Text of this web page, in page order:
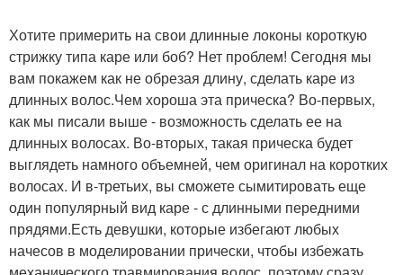
Хотите примерить на свои длинные локоны короткую
стрижку типа каре или боб? Нет проблем! Сегодня мы
вам покажем как не обрезая длину, сделать каре из
длинных волос.Чем хороша эта прическа? Во-первых,
как мы писали выше - возможность сделать ее на
длинных волосах. Во-вторых, такая прическа будет
выглядеть намного объемней, чем оригинал на коротких
волосах. И в-третьих, вы сможете сымитировать еще
один популярный вид каре - с длинными передними
прядями.Есть девушки, которые избегают любых
начесов в моделировании прически, чтобы избежать